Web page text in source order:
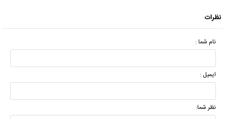
نظرات
نام شما :
ایمیل :
نظر شما: